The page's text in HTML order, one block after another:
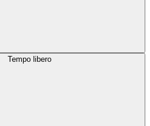
Tempo libero